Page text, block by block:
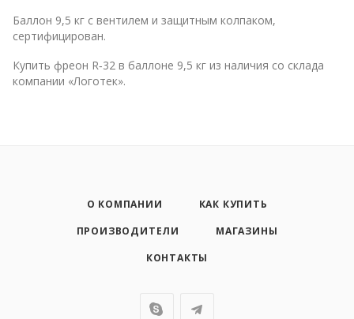
Баллон 9,5 кг с вентилем и защитным колпаком,
сертифицирован.
Купить фреон R‑32 в баллоне 9,5 кг из наличия со склада
компании «Логотек».
О КОМПАНИИ
КАК КУПИТЬ
ПРОИЗВОДИТЕЛИ
МАГАЗИНЫ
КОНТАКТЫ